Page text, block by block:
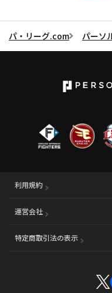
パ・リーグ.com パーソ
利用規約
運営会社 （別ウィンドウで開く
特定商取引法の表示